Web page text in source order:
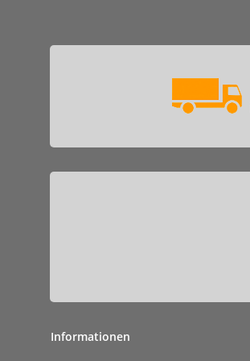
Informationen